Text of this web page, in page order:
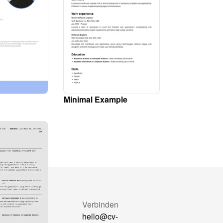
Minimal Example
Verbinden
hello@cv-